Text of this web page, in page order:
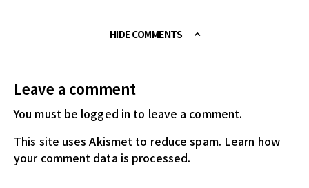
HIDE COMMENTS
Leave a comment
You must be logged in to leave a comment.
This site uses Akismet to reduce spam. Learn how
your comment data is processed.